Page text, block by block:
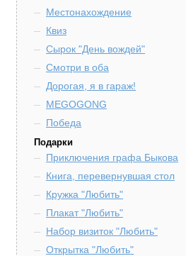
Местонахождение
Квиз
Сырок "День вождей"
Смотри в оба
Дорогая, я в гараж!
MEGOGONG
Победа
Подарки
Приключения графа Быкова
Книга, перевернувшая стол
Кружка "Любить"
Плакат "Любить"
Набор визиток "Любить"
Открытка "Любить"